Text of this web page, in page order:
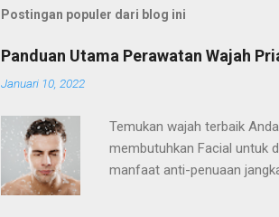
Postingan populer dari blog ini
Panduan Utama Perawatan Wajah
Januari 10, 2022
Temukan wajah terbaik
membutuhkan Facial untuk
manfaat anti-penuaan